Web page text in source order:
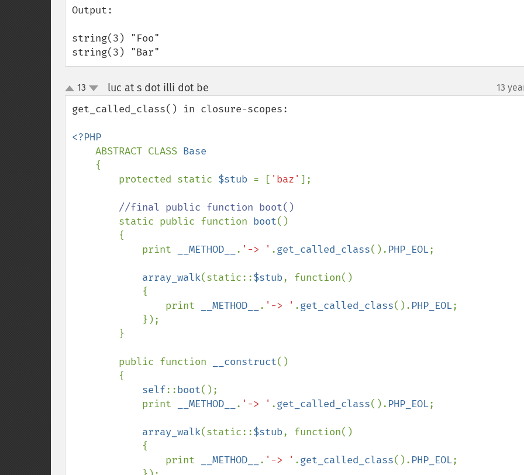
Output:
string(3) "Foo"
string(3) "Bar"
up
down
13 luc at s dot illi dot be 13
get_called_class() in closure-scopes:
<?PHP
ABSTRACT CLASS Base
{
        protected static
$stub = [ 'baz' ];
//final public function boot()
static public function boot()
            print
__METHOD__ . '-> ' .get_called_class(). PHP_EOL;
array_walk(static::$stub, function()
                print
__METHOD__ . '-> ' .get_called_class(). PHP_EOL;
        public function
__construct()
self::boot();
            print
__METHOD__ . '-> ' .get_called_class(). PHP_EOL;
array_walk(static::$stub, function()
                print
__METHOD__ . '-> ' .get_called_class(). PHP_EOL;